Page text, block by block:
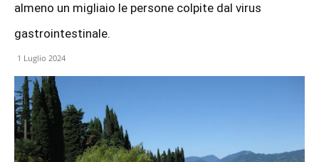
almeno un migliaio le persone colpite dal virus
gastrointestinale.
1 Luglio 2024